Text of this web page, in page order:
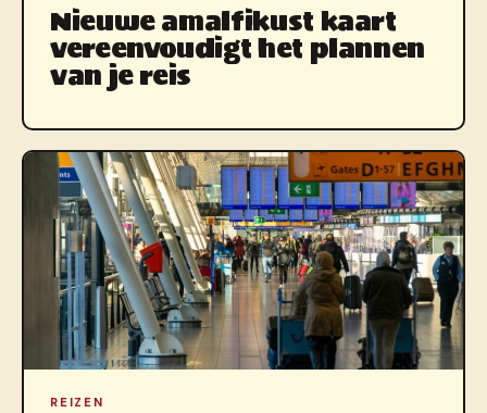
Nieuwe amalfikust kaart
vereenvoudigt het plannen
van je reis
REIZEN